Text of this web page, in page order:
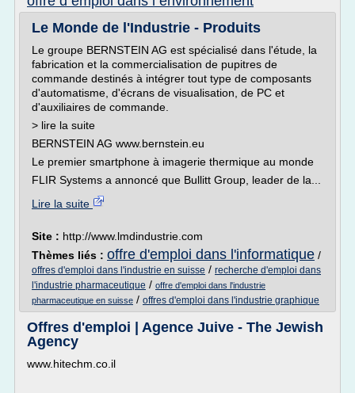
Le Monde de l'Industrie - Produits
Le groupe BERNSTEIN AG est spécialisé dans l'étude, la
fabrication et la commercialisation de pupitres de
commande destinés à intégrer tout type de composants
d'automatisme, d'écrans de visualisation, de PC et
d'auxiliaires de commande.
> lire la suite
BERNSTEIN AG www.bernstein.eu
Le premier smartphone à imagerie thermique au monde
FLIR Systems a annoncé que Bullitt Group, leader de la...
Lire la suite
Site : http://www.lmdindustrie.com
Thèmes liés : offre d'emploi dans l'informatique /
offres d'emploi dans l'industrie en suisse / recherche d'emploi dans
l'industrie pharmaceutique / offre d'emploi dans l'industrie
pharmaceutique en suisse / offres d'emploi dans l'industrie graphique
Offres d'emploi | Agence Juive - The Jewish
Agency
www.hitechm.co.il